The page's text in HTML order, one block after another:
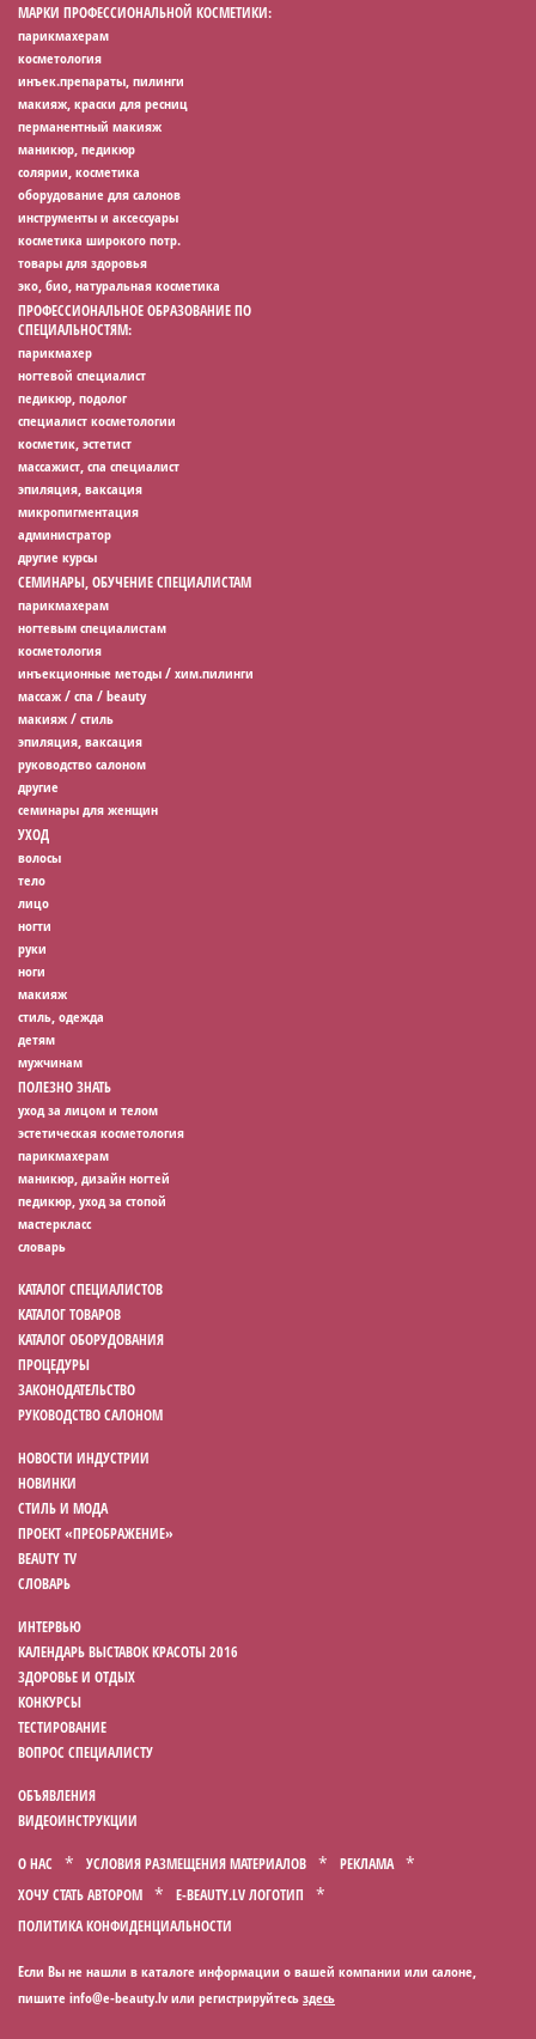
МАРКИ ПРОФЕССИОНАЛЬНОЙ КОСМЕТИКИ:
парикмахерам
косметология
инъек.препараты, пилинги
макияж, краски для ресниц
перманентный макияж
маникюр, педикюр
солярии, косметика
оборудование для салонов
инструменты и аксессуары
косметика широкого потр.
товары для здоровья
эко, био, натуральная косметика
ПРОФЕССИОНАЛЬНОЕ ОБРАЗОВАНИЕ ПО
СПЕЦИАЛЬНОСТЯМ:
парикмахер
ногтевой специалист
педикюр, подолог
специалист косметологии
косметик, эстетист
массажист, спа специалист
эпиляция, ваксация
микропигментация
администратор
другие курсы
СЕМИНАРЫ, ОБУЧЕНИЕ СПЕЦИАЛИСТАМ
парикмахерам
ногтевым специалистам
косметология
инъекционные методы / хим.пилинги
массаж / спа / beauty
макияж / стиль
эпиляция, ваксация
руководство салоном
другие
семинары для женщин
УХОД
волосы
тело
лицо
ногти
руки
ноги
макияж
стиль, одежда
детям
мужчинам
ПОЛЕЗНО ЗНАТЬ
уход за лицом и телом
эстетическая косметология
парикмахерам
маникюр, дизайн ногтей
педикюр, уход за стопой
мастеркласс
словарь
КАТАЛОГ СПЕЦИАЛИСТОВ
КАТАЛОГ ТОВАРОВ
КАТАЛОГ ОБОРУДОВАНИЯ
ПРОЦЕДУРЫ
ЗАКОНОДАТЕЛЬСТВО
РУКОВОДСТВО САЛОНОМ
НОВОСТИ ИНДУСТРИИ
НОВИНКИ
СТИЛЬ И МОДА
ПРОЕКТ «ПРЕОБРАЖЕНИЕ»
BEAUTY TV
СЛОВАРЬ
ИНТЕРВЬЮ
КАЛЕНДАРЬ ВЫСТАВОК КРАСОТЫ 2016
ЗДОРОВЬЕ И ОТДЫХ
КОНКУРСЫ
ТЕСТИРОВАНИЕ
ВОПРОС СПЕЦИАЛИСТУ
ОБЪЯВЛЕНИЯ
ВИДЕОИНСТРУКЦИИ
О НАС УСЛОВИЯ РАЗМЕЩЕНИЯ МАТЕРИАЛОВ
РЕКЛАМА
ХОЧУ СТАТЬ АВТОРОМ
E-BEAUTY.LV ЛОГОТИП
ПОЛИТИКА КОНФИДЕНЦИАЛЬНОСТИ
Если Вы не нашли в каталоге информации о вашей компании или салоне,
пишите
или регистрируйтесьздесь